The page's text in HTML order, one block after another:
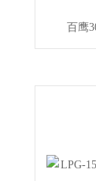
百鹰